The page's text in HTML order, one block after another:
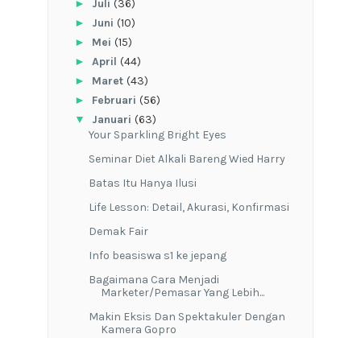
► Juli (36)
► Juni (10)
► Mei (15)
► April (44)
► Maret (43)
► Februari (56)
▼ Januari (63)
Your Sparkling Bright Eyes
Seminar Diet Alkali Bareng Wied Harry
Batas Itu Hanya Ilusi
Life Lesson: Detail, Akurasi, Konfirmasi
Demak Fair
Info beasiswa s1 ke jepang
Bagaimana Cara Menjadi
Marketer/Pemasar Yang Lebih...
Makin Eksis Dan Spektakuler Dengan
Kamera Gopro